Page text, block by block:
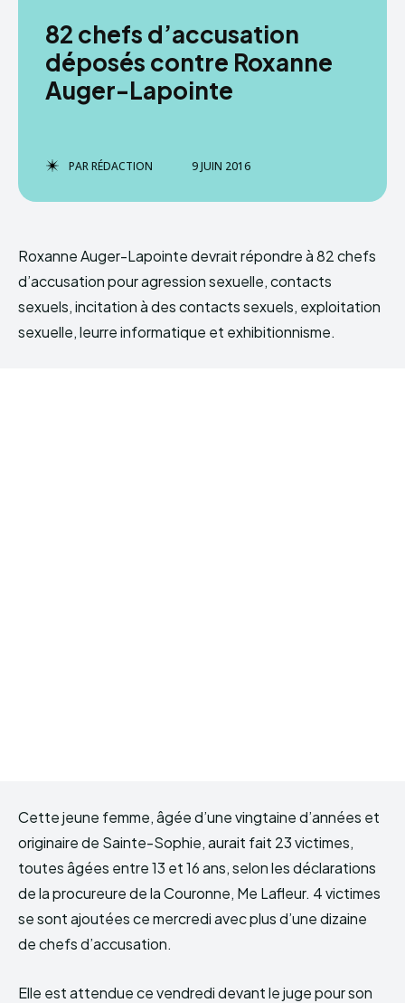
82 chefs d’accusation
déposés contre Roxanne
Auger-Lapointe
PARRÉDACTION 9 JUIN 2016
Roxanne Auger-Lapointe devrait répondre à 82 chefs
d’accusation pour agression sexuelle, contacts
sexuels, incitation à des contacts sexuels, exploitation
sexuelle, leurre informatique et exhibitionnisme.
Cette jeune femme, âgée d’une vingtaine d’années et
originaire de Sainte-Sophie, aurait fait 23 victimes,
toutes âgées entre 13 et 16 ans, selon les déclarations
de la procureure de la Couronne, Me Lafleur. 4 victimes
se sont ajoutées ce mercredi avec plus d’une dizaine
de chefs d’accusation.
Elle est attendue ce vendredi devant le juge pour son